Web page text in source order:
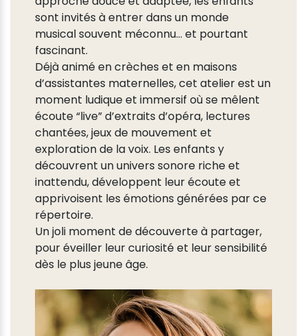
sont invités à entrer dans un monde
musical souvent méconnu… et pourtant
fascinant.
Déjà animé en crèches et en maisons
d’assistantes maternelles, cet atelier est un
moment ludique et immersif où se mêlent
écoute “live” d’extraits d’opéra, lectures
chantées, jeux de mouvement et
exploration de la voix. Les enfants y
découvrent un univers sonore riche et
inattendu, développent leur écoute et
apprivoisent les émotions générées par ce
répertoire.
Un joli moment de découverte à partager,
pour éveiller leur curiosité et leur sensibilité
dès le plus jeune âge.